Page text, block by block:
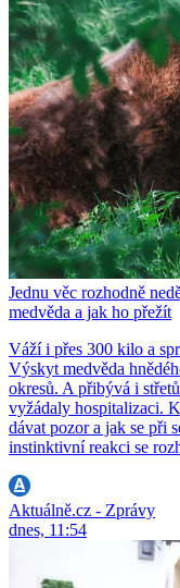
Jednu věc rozhodně
medvěda a jak ho přežít
Váží i přes 300 kilo a
Výskyt medvěda
okresů. A přibývá i
vyžádaly hospitalizaci.
dávat pozor a jak se při
instinktivní reakci se
Aktuálně.cz - Zprávy
dnes, 11:54